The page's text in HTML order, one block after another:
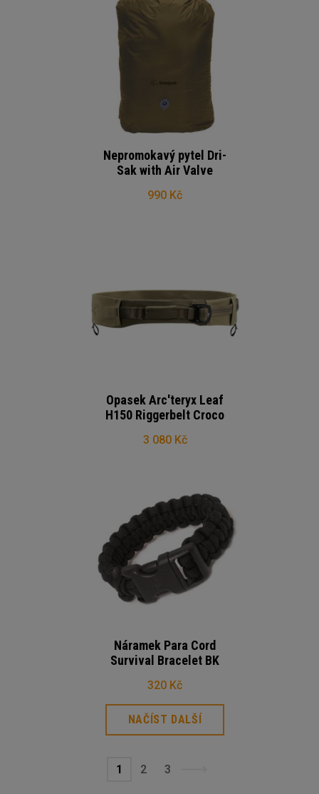
Nepromokavý pytel Dri-
Sak with Air Valve
990 Kč
Opasek Arc'teryx Leaf
H150 Riggerbelt Croco
3 080 Kč
Náramek Para Cord
Survival Bracelet BK
320 Kč
NAČÍST DALŠÍ
1 2 3